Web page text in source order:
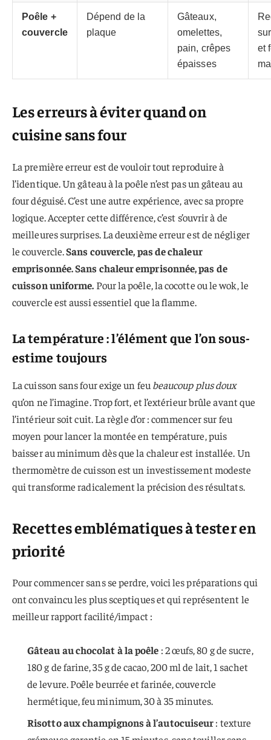
Poêle +
couvercle
Dépend de la
plaque
Gâteaux,
omelettes,
pain, crêpes
épaisses
et
Les erreurs à éviter quand on
cuisine sans four
La première erreur est de vouloir tout reproduire à
l’identique. Un gâteau à la poêle n’est pas un gâteau au
four déguisé. C’est une autre expérience, avec sa propre
logique. Accepter cette différence, c’est s’ouvrir à de
meilleures surprises. La deuxième erreur est de négliger
le couvercle.Sans couvercle, pas de chaleur
emprisonnée. Sans chaleur emprisonnée, pas de
cuisson uniforme. Pour la poêle, la cocotte ou le wok, le
couvercle est aussi essentiel que la flamme.
La température : l’élément que l’on sous-
estime toujours
La cuisson sans four exige un feubeaucoup plus doux
qu’on ne l’imagine. Trop fort, et l’extérieur brûle avant que
l’intérieur soit cuit. La règle d’or : commencer sur feu
moyen pour lancer la montée en température, puis
baisser au minimum dès que la chaleur est installée. Un
thermomètre de cuisson est un investissement modeste
qui transforme radicalement la précision des résultats.
Recettes emblématiques à tester en
priorité
Pour commencer sans se perdre, voici les préparations qui
ont convaincu les plus sceptiques et qui représentent le
meilleur rapport facilité/impact :
Gâteau au chocolat à la poêle : 2 œufs, 80 g de sucre,
180 g de farine, 35 g de cacao, 200 ml de lait, 1 sachet
de levure. Poêle beurrée et farinée, couvercle
hermétique, feu minimum, 30 à 35 minutes.
Risotto aux champignons à l’autocuiseur: texture